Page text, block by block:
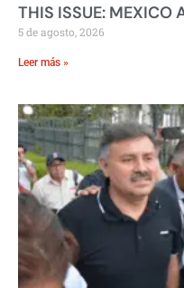
THIS ISSUE: MEXICO
5 de agosto, 2026
Leer más »